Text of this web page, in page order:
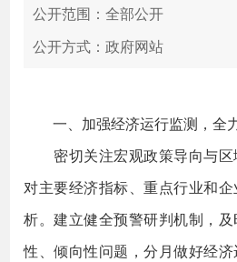
公开范围：全部公开
公开方式：政府网站
一、加强经济运行监测，全
密切关注宏观政策导向与区
对主要经济指标、重点行业和
析。建立健全预警研判机制，
性、倾向性问题，分月做好经